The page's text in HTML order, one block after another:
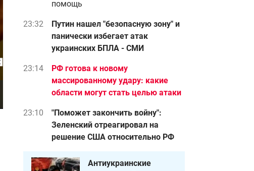
помощь
23:32
Путин нашел "безопасную зону" и
панически избегает атак
украинских БПЛА - СМИ
23:14
РФ готова к новому
массированному удару: какие
области могут стать целью атаки
23:10
"Поможет закончить войну":
Зеленский отреагировал на
решение США относительно РФ
Антиукраинские